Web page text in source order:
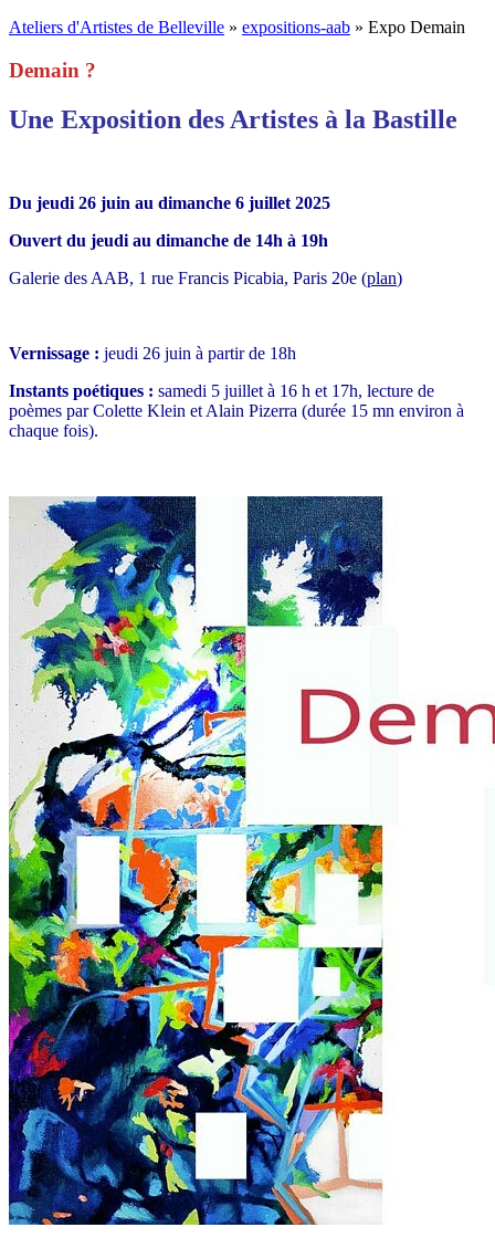
Ateliers d'Artistes de Belleville » expositions-aab » Expo Demain
Demain ?
Une Exposition des Artistes à la Bastille
Du jeudi 26 juin au dimanche 6 juillet 2025
Ouvert du jeudi au dimanche de 14h à 19h
Galerie des AAB, 1 rue Francis Picabia, Paris 20e (plan)
Vernissage ‬:‬‭ jeudi 26 juin à partir de 18h
Instants poétiques : samedi 5 juillet à 16 h et 17h, lecture de
poèmes par Colette Klein et Alain Pizerra (durée 15 mn environ à
chaque fois).